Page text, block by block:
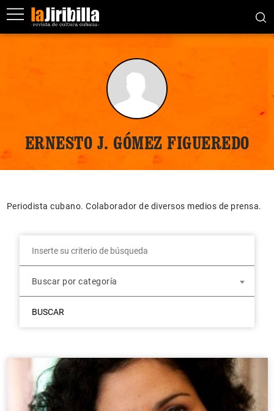
ERNESTO J. GÓMEZ FIGUEREDO
Periodista cubano. Colaborador de diversos medios de prensa.
Buscar por categoría
BUSCAR